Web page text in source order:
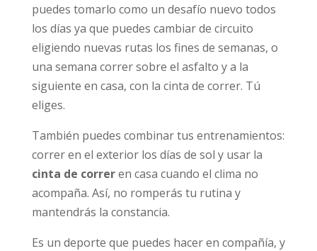
puedes tomarlo como un desafío nuevo todos
los días ya que puedes cambiar de circuito
eligiendo nuevas rutas los fines de semanas, o
una semana correr sobre el asfalto y a la
siguiente en casa, con la cinta de correr. Tú
eliges.
También puedes combinar tus entrenamientos:
correr en el exterior los días de sol y usar la
cinta de correren casa cuando el clima no
acompaña. Así, no romperás tu rutina y
mantendrás la constancia.
Es un deporte que puedes hacer en compañía, y